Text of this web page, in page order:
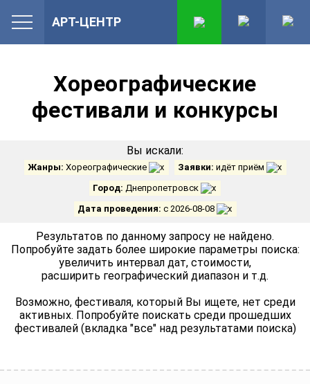
Хореографические
фестивали и конкурсы
Вы искали:
Жанры: Хореографические Заявки: идёт приём
Город: Днепропетровск
Дата проведения: с 2026-08-08
Результатов по данному запросу не найдено.
Попробуйте задать более широкие параметры поиска:
увеличить интервал дат, стоимости,
расширить географический диапазон и т.д.
Возможно, фестиваля, который Вы ищете, нет среди
активных. Попробуйте поискать среди прошедших
фестивалей (вкладка "все" над результатами поиска)
АРТ-ЦЕНТР